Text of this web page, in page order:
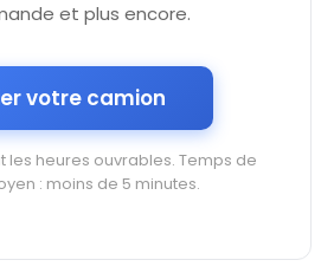
et plus encore.
votre camion
les heures ouvrables. Temps de
: moins de 5 minutes.